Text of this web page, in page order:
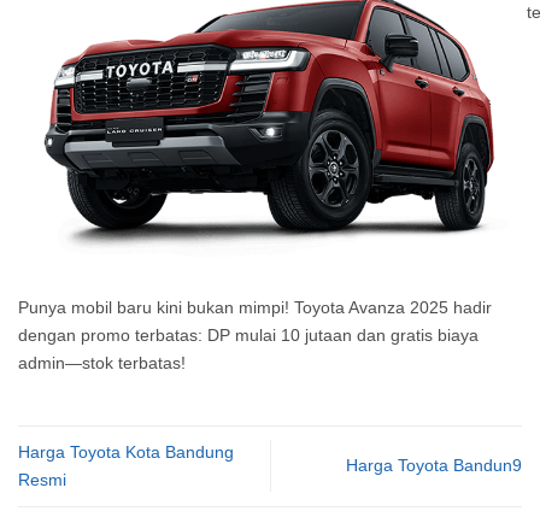
Punya mobil baru kini bukan mimpi! Toyota Avanza 2025 hadir
dengan promo terbatas: DP mulai 10 jutaan dan gratis biaya
admin—stok terbatas!
Harga Toyota Kota Bandung
Resmi
Harga Toyota Bandun9